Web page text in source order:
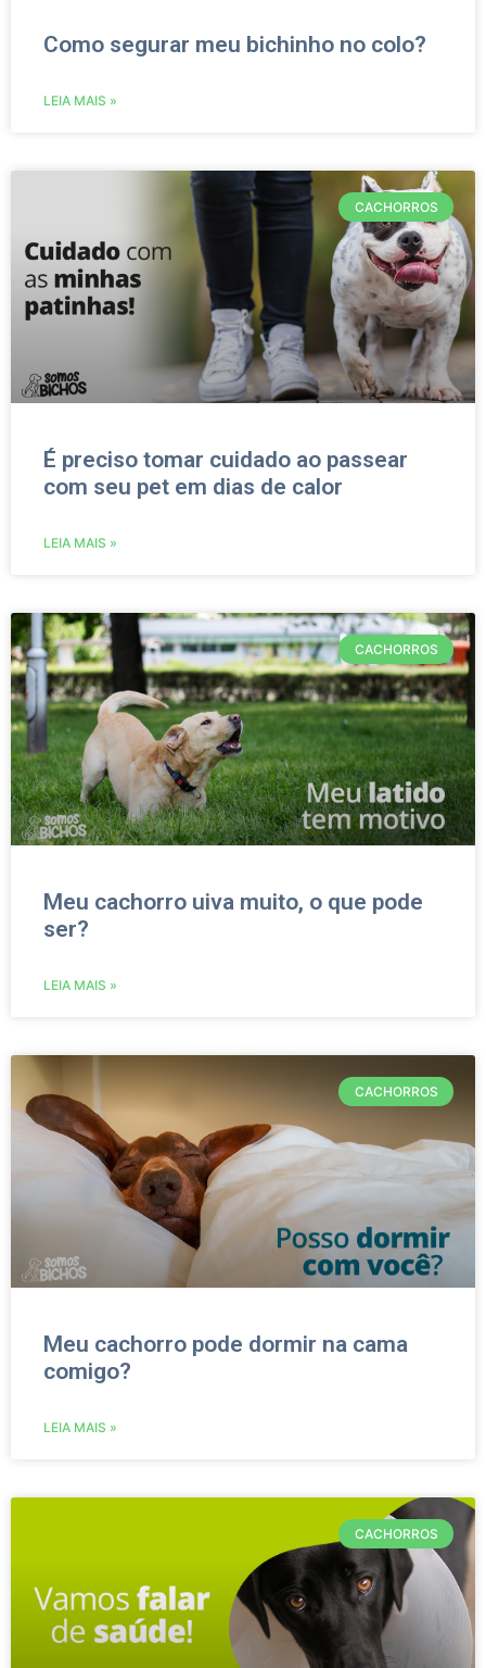
Como segurar meu bichinho no colo?
LEIA MAIS »
CACHORROS
É preciso tomar cuidado ao passear
com seu pet em dias de calor
LEIA MAIS »
CACHORROS
Meu cachorro uiva muito, o que pode
ser?
LEIA MAIS »
CACHORROS
Meu cachorro pode dormir na cama
comigo?
LEIA MAIS »
CACHORROS